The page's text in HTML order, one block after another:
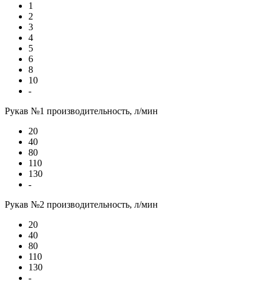
1
2
3
4
5
6
8
10
-
Рукав №1 производительность, л/мин
20
40
80
110
130
-
Рукав №2 производительность, л/мин
20
40
80
110
130
-